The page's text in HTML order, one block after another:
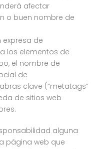
afectar
o buen nombre de
de
los elementos de
el nombre de
de
clave (“metatags”
de sitios web
alguna
página web que